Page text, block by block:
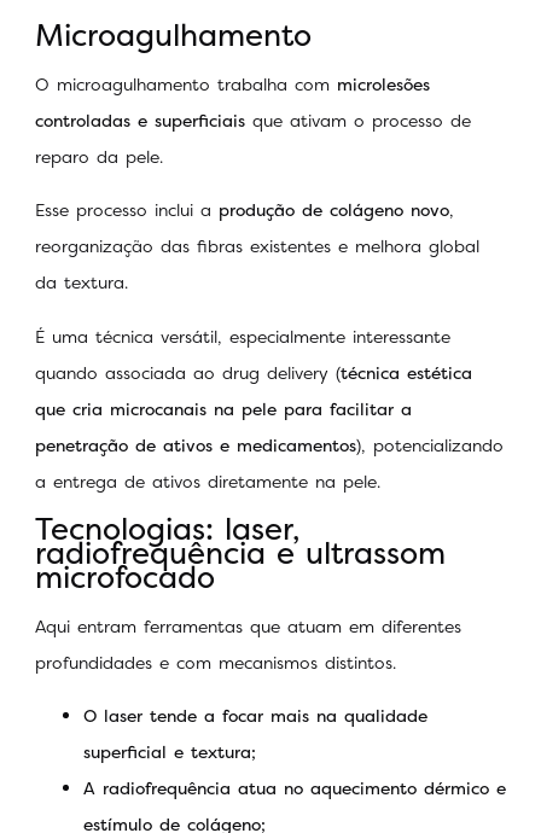
Microagulhamento
O microagulhamento trabalha com microlesões
controladas e superficiais que ativam o processo de
reparo da pele.
Esse processo inclui a produção de colágeno novo,
reorganização das fibras existentes e melhora global
da textura.
É uma técnica versátil, especialmente interessante
quando associada ao drug delivery (técnica estética
que cria microcanais na pele para facilitar a
penetração de ativos e medicamentos), potencializando
a entrega de ativos diretamente na pele.
Tecnologias: laser,
radiofrequência e ultrassom
microfocado
Aqui entram ferramentas que atuam em diferentes
profundidades e com mecanismos distintos.
O laser tende a focar mais na qualidade
superficial e textura;
A radiofrequência atua no aquecimento dérmico e
estímulo de colágeno;